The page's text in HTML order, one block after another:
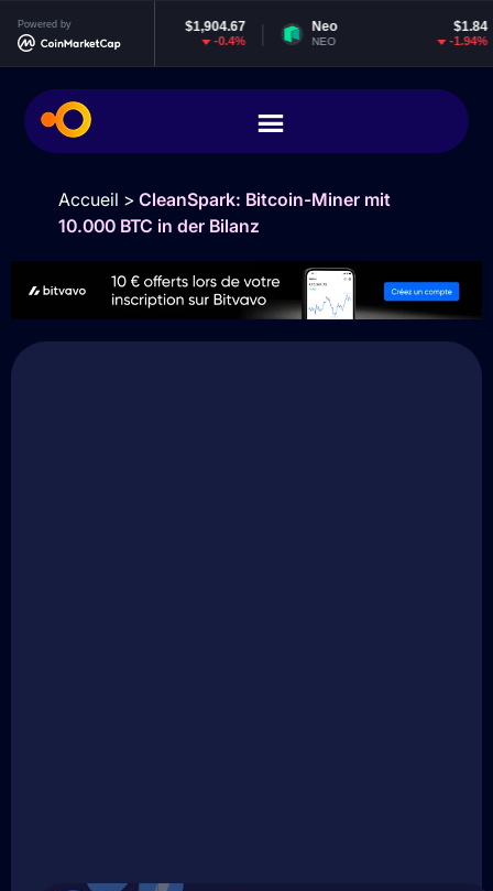
Powered by
Ethereum
ETH
Neo
Accueil > CleanSpark: Bitcoin-Miner mit
10.000 BTC in der Bilanz